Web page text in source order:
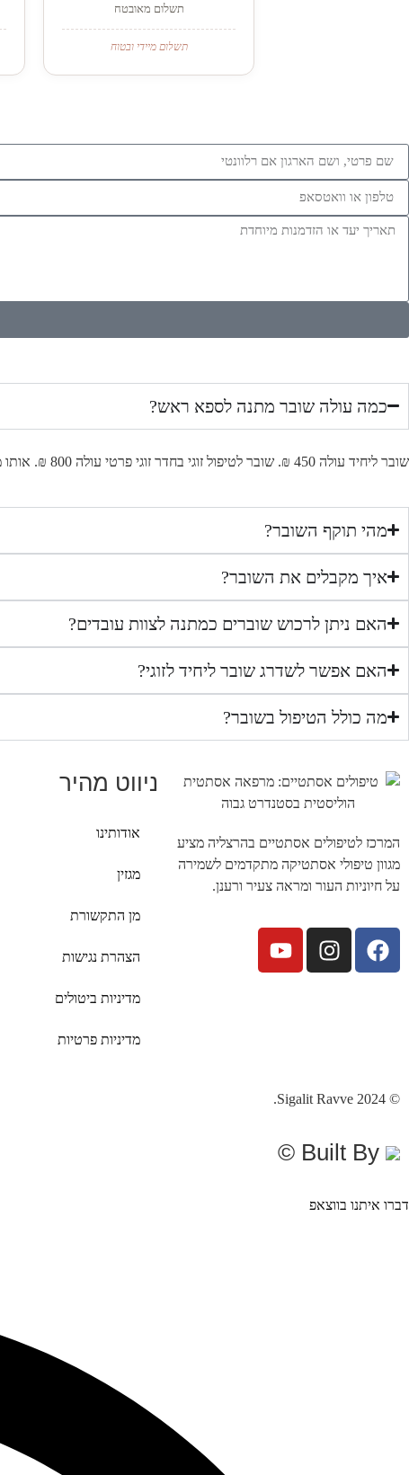
תשלום מאובטח
תשלום מיידי ובטוח
כמה עולה שובר מתנה לספא ראש?
שובר ליחיד עולה 450 ₪. שובר לטיפול זוגי בחדר זוגי פרטי עולה 800 ₪. אותו מחיר קבוע בכל ימי השבוע — בלי תוספות לסופי שבוע או ערבים.
מהי תוקף השובר?
איך מקבלים את השובר?
האם ניתן לרכוש שוברים כמתנה לצוות עובדים?
האם אפשר לשדרג שובר ליחיד לזוגי?
מה כולל הטיפול בשובר?
המרכז לטיפולים אסתטיים בהרצליה מציע
מגוון טיפולי אסתטיקה מתקדמים לשמירה
על חיוניות העור ומראה צעיר ורענן.
ניווט מהיר
אודותינו
מגזין
מן התקשורת
הצהרת נגישות
מדיניות ביטולים
מדיניות פרטיות
© Sigalit Ravve 2024.
דברו איתנו בווצאפ